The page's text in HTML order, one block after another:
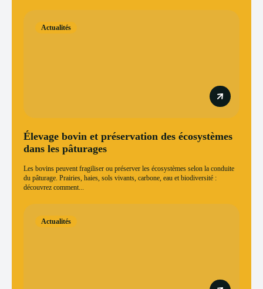
Actualités
Élevage bovin et préservation des écosystèmes
dans les pâturages
Les bovins peuvent fragiliser ou préserver les écosystèmes selon la conduite
du pâturage. Prairies, haies, sols vivants, carbone, eau et biodiversité :
découvrez comment...
Actualités